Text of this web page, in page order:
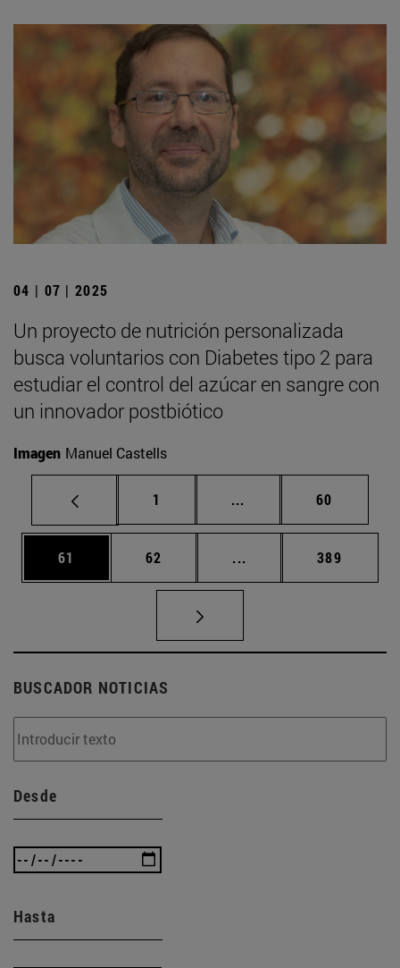
04 | 07 | 2025
Un proyecto de nutrición personalizada
busca voluntarios con Diabetes tipo 2 para
estudiar el control del azúcar en sangre con
un innovador postbiótico
Imagen Manuel Castells
Página
1 ... Páginas intermedias
Página
60
Página
61 Página
62 ... Páginas intermedias
Página
389
BUSCADOR NOTICIAS
Desde
Hasta